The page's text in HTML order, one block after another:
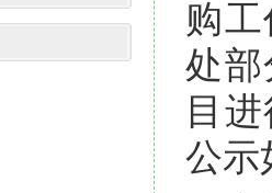
购
处部
目
公示